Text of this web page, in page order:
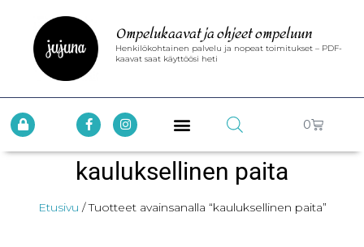
Ompelukaavat ja ohjeet ompeluun
Henkilökohtainen palvelu ja nopeat toimitukset – PDF-
kaavat saat käyttöösi heti
0
kauluksellinen paita
Etusivu / Tuotteet avainsanalla “kauluksellinen paita”